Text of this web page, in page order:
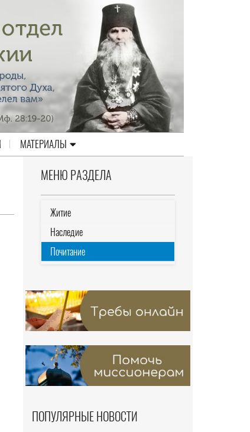
МАТЕРИАЛЫ
МЕНЮ РАЗДЕЛА
Житие
Наследие
Почитание
ПОПУЛЯРНЫЕ НОВОСТИ